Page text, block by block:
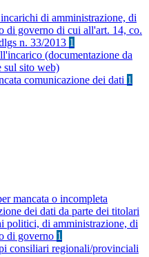
di amministrazione, di
di governo di cui all'art. 14, co.
n. 33/2013 1
(documentazione da
sul sito web)
comunicazione dei dati 1
mancata o incompleta
dei dati da parte dei titolari
politici, di amministrazione, di
di governo 1
consiliari regionali/provinciali